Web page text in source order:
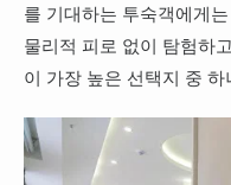
를 기대하는 투숙객에게
물리적 피로 없이 탐험하
이 가장 높은 선택지 중 하